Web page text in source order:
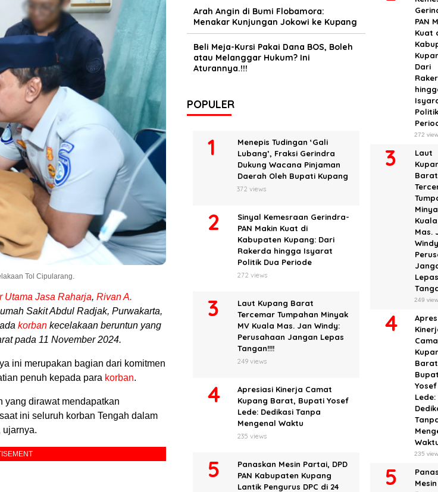
PAN
Kuat
Dari
272
Laut
Barat
Kuala
Mas.
249
Yosef
Lede:
235
Mesin
Tol Cipularang.
Utama Jasa Raharja, Rivan A.
Sakit Abdul Radjak, Purwakarta,
korban kecelakaan beruntun yang
pada 11 November 2024.
ini merupakan bagian dari komitmen
penuh kepada para korban.
yang dirawat mendapatkan
ini seluruh korban Tengah dalam
ujarnya.
Arah Angin di Bumi Flobamora:
Menakar Kunjungan Jokowi ke Kupang
Beli Meja-Kursi Pakai Dana BOS, Boleh
atau Melanggar Hukum? Ini
Aturannya.!!!
POPULER
Menepis Tudingan ‘Gali
Lubang’, Fraksi Gerindra
Dukung Wacana Pinjaman
Daerah Oleh Bupati Kupang
372 views
Sinyal Kemesraan Gerindra-
PAN Makin Kuat di
Kabupaten Kupang: Dari
Rakerda hingga Isyarat
Politik Dua Periode
272 views
Laut Kupang Barat
Tercemar Tumpahan Minyak
MV Kuala Mas. Jan Windy:
Perusahaan Jangan Lepas
Tangan!!!!
249 views
Apresiasi Kinerja Camat
Kupang Barat, Bupati Yosef
Lede: Dedikasi Tanpa
Mengenal Waktu
235 views
Panaskan Mesin Partai, DPD
PAN Kabupaten Kupang
Lantik Pengurus DPC di 24